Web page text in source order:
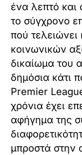
ένα λεπτό και
το σύγχρονο
πού
κοινωνικών
δικαίωμα του
δημόσια κάτι
Premier
χρόνια έχει
αφήγημα της
μπροστά στην